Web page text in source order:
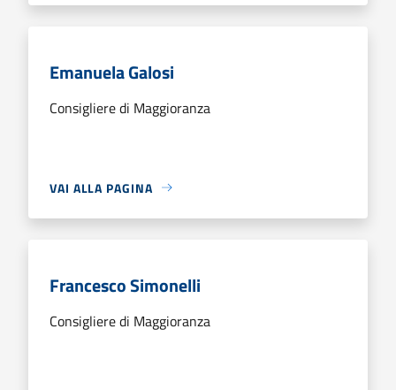
Emanuela Galosi
Consigliere di Maggioranza
VAI ALLA PAGINA
Francesco Simonelli
Consigliere di Maggioranza